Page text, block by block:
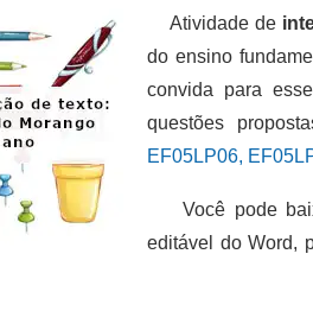
Atividade de
do ensino
convida para
questões
EF05LP06,
Você pode
editável do Word,